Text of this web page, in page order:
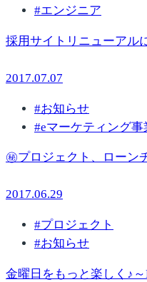
#エンジニア
採用サイトリニューアル
2017.07.07
#お知らせ
#eマーケティング事
㊙プロジェクト、ローン
2017.06.29
#プロジェクト
#お知らせ
金曜日をもっと楽しく♪